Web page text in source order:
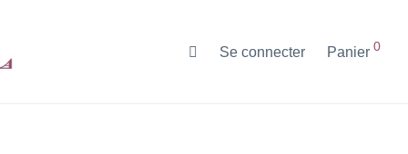
Se connecter Panier 0